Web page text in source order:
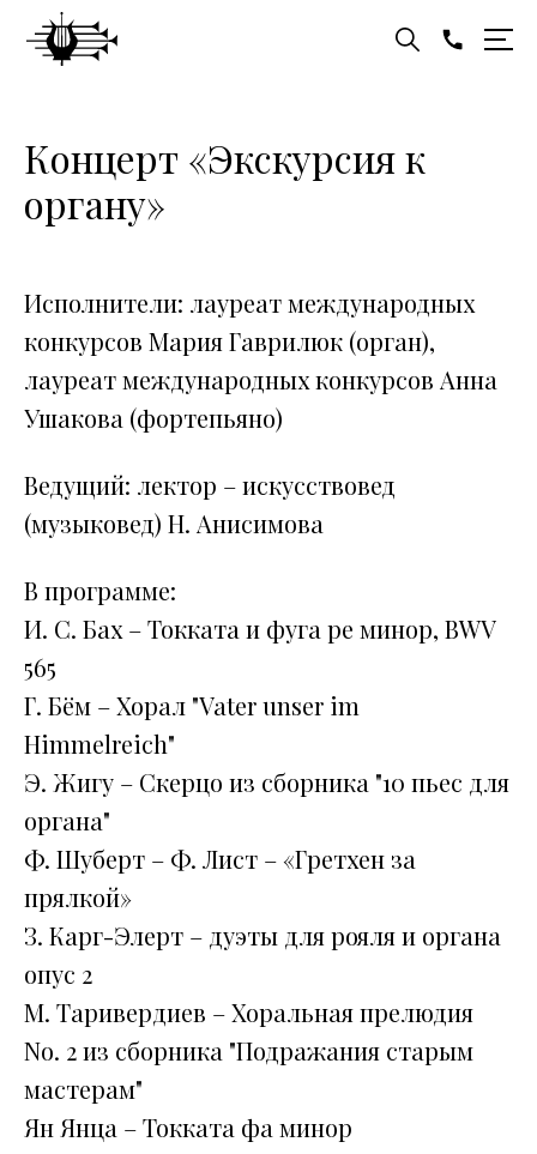
Концерт «Экскурсия к
органу»
Исполнители: лауреат международных
конкурсов Мария Гаврилюк (орган),
лауреат международных конкурсов Анна
Ушакова (фортепьяно)
Ведущий: лектор – искусствовед
(музыковед) Н. Анисимова
В программе:
И. С. Бах – Токката и фуга ре минор, BWV
565
Г. Бём – Хорал "Vater unser im
Himmelreich"
Э. Жигу – Скерцо из сборника "10 пьес для
органа"
Ф. Шуберт – Ф. Лист – «Гретхен за
прялкой»
З. Карг-Элерт – дуэты для рояля и органа
опус 2
М. Таривердиев – Хоральная прелюдия
No. 2 из сборника "Подражания старым
мастерам"
Ян Янца – Токката фа минор